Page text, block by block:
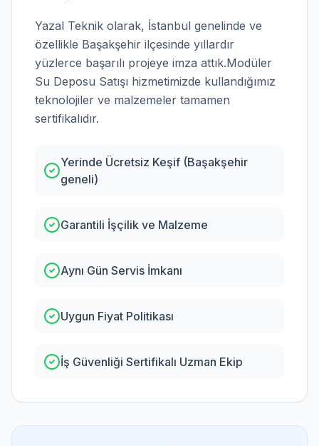
Yazal Teknik olarak, İstanbul genelinde ve
özellikle Başakşehir ilçesinde yıllardır
yüzlerce başarılı projeye imza attık.Modüler
Su Deposu Satışı hizmetimizde kullandığımız
teknolojiler ve malzemeler tamamen
sertifikalıdır.
Yerinde Ücretsiz Keşif (Başakşehir
geneli)
Garantili İşçilik ve Malzeme
Aynı Gün Servis İmkanı
Uygun Fiyat Politikası
İş Güvenliği Sertifikalı Uzman Ekip